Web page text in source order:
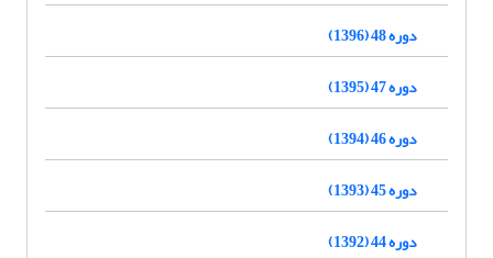
دوره 48 (1396)
دوره 47 (1395)
دوره 46 (1394)
دوره 45 (1393)
دوره 44 (1392)